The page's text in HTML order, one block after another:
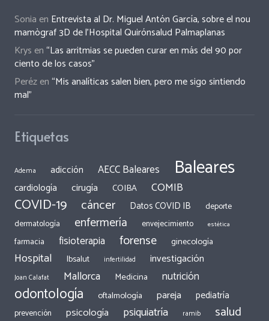
Sonia en Entrevista al Dr. Miguel Antón García, sobre el nou
mamògraf 3D de l’Hospital Quirónsalud Palmaplanas
Krys en“Las arritmias se pueden curar en más del 90 por
ciento de los casos”
Perézen“Mis analíticas salen bien, pero me sigo sintiendo
mal”
Etiquetas
Adema adicción AECC Baleares Baleares
cardiología cirugía COIBA COMIB
COVID-19 cáncer Datos COVID IB
deporte
dermatología
enfermería envejecimiento estética
farmacia fisioterapia forense ginecología
Hospital Ibsalut infertilidad investigación
Joan Calafat Mallorca Medicina nutrición
odontología oftalmología pareja pediatría
prevención psicología psiquiatría ramib salud